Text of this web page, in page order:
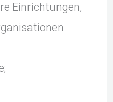
Einrichtungen,